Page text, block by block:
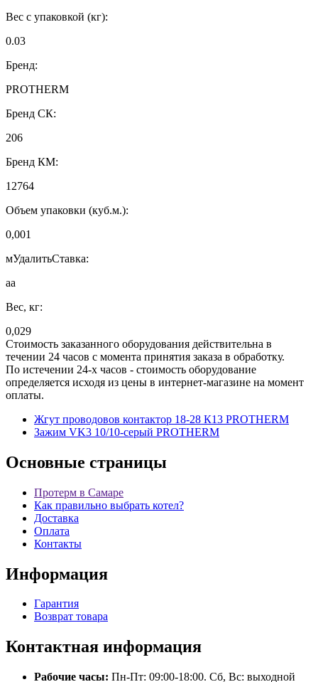
Вес с упаковкой (кг):
0.03
Бренд:
PROTHERM
Бренд СК:
206
Бренд КМ:
12764
Объем упаковки (куб.м.):
0,001
мУдалитьСтавка:
аа
Вес, кг:
0,029
Стоимость заказанного оборудования действительна в
течении 24 часов с момента принятия заказа в обработку.
По истечении 24-х часов - стоимость оборудование
определяется исходя из цены в интернет-магазине на момент
оплаты.
Жгут проводовов контактор 18-28 К13 PROTHERM
Зажим VK3 10/10-серый PROTHERM
Основные страницы
Протерм в Самаре
Как правильно выбрать котел?
Доставка
Оплата
Контакты
Информация
Гарантия
Возврат товара
Контактная информация
Рабочие часы: Пн-Пт: 09:00-18:00. Сб, Вс: выходной